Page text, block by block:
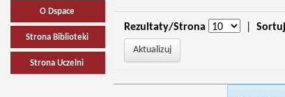
O Dspace
Strona Biblioteki
Strona Uczelni
Rezultaty/Strona